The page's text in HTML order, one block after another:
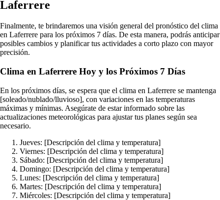
Laferrere
Finalmente, te brindaremos una visión general del pronóstico del clima
en Laferrere para los próximos 7 días. De esta manera, podrás anticipar
posibles cambios y planificar tus actividades a corto plazo con mayor
precisión.
Clima en Laferrere Hoy y los Próximos 7 Días
En los próximos días, se espera que el clima en Laferrere se mantenga
[soleado/nublado/lluvioso], con variaciones en las temperaturas
máximas y mínimas. Asegúrate de estar informado sobre las
actualizaciones meteorológicas para ajustar tus planes según sea
necesario.
Jueves: [Descripción del clima y temperatura]
Viernes: [Descripción del clima y temperatura]
Sábado: [Descripción del clima y temperatura]
Domingo: [Descripción del clima y temperatura]
Lunes: [Descripción del clima y temperatura]
Martes: [Descripción del clima y temperatura]
Miércoles: [Descripción del clima y temperatura]